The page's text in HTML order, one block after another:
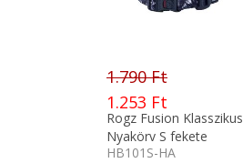
1.790 Ft
1.253 Ft
Rogz Fusion Klasszikus
Nyakörv S fekete
HB101S-HA